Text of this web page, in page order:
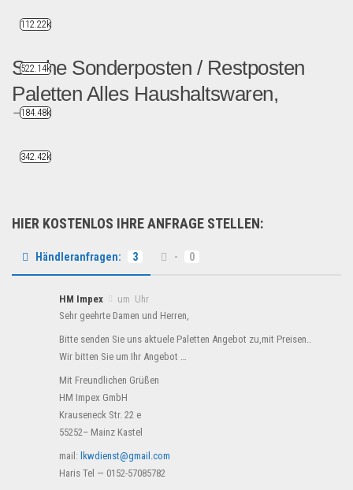
Suche Sonderposten / Restposten
Paletten Alles Haushaltswaren,
Elektro...
Guten Tag Zusammen, Wir...
HIER KOSTENLOS IHRE ANFRAGE STELLEN:
Händleranfragen: 3 - 0
HM Impex
um Uhr
Sehr geehrte Damen und Herren,
Bitte senden Sie uns aktuele Paletten Angebot zu,mit Preisen..
Wir bitten Sie um Ihr Angebot …
Mit Freundlichen Grüßen
HM Impex GmbH
Krauseneck Str. 22 e
55252– Mainz Kastel
mail: lkwdienst@gmail.com
Haris Tel — 0152-57085782
112.22k
522.14k
184.48k
342.42k